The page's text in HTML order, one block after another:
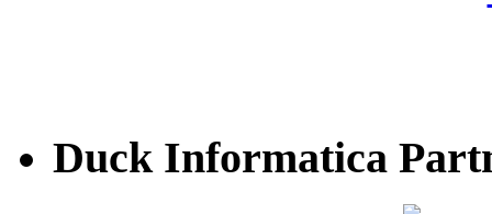
Duck Informatica